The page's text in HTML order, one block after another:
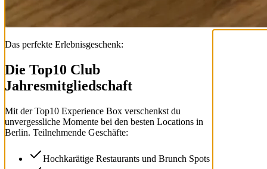
Das perfekte Erlebnisgeschenk:
Die Top10 Club
Jahresmitgliedschaft
Mit derTop10 Experience Box verschenkst du
unvergessliche Momente bei den besten Locations in
Berlin. Teilnehmende Geschäfte:
Hochkarätige Restaurants und Brunch Spots